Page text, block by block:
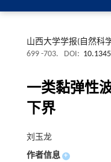
山西大学学报(自然科
699 -703.
DOI:
一类黏弹性
下界
刘玉龙
作者信息 +